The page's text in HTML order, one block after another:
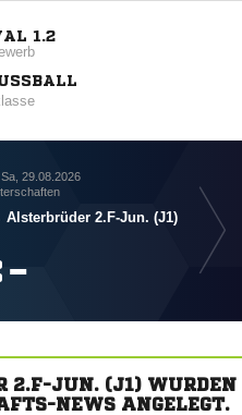
1.2
29.08.2026
Alsterbrüder 2.F-Jun. (J1)

2.F-JUN. (J1) WURDEN
NEWS ANGELEGT.